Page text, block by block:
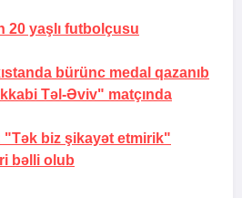
20 yaşlı futbolçusu
bürünc medal qazanıb
Təl-Əviv" matçında
biz şikayət etmirik"
bəlli olub